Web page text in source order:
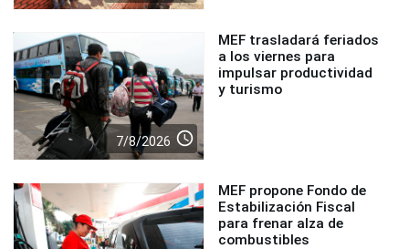
7/8/2026 access_time
MEF trasladará feriados
a los viernes para
impulsar productividad
y turismo
MEF propone Fondo de
Estabilización Fiscal
para frenar alza de
combustibles